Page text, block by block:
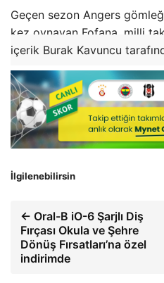
Geçen sezon Angers
kez oynayan Fofana, milli
içerik Burak Kavuncu
İlgilenebilirsin
← Oral-B iO-6 Şarjlı Diş
Fırçası Okula ve Şehre
Dönüş Fırsatları’na özel
indirimde